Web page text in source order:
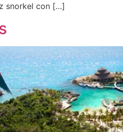
snorkel con […]